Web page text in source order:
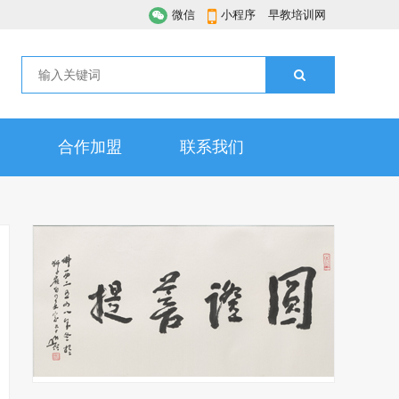
微信 小程序 早教培训网
合作加盟 联系我们